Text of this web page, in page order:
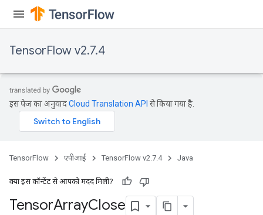
TensorFlow v2.7.4
इस पेज का अनुवादCloud Translation API से किया गया है.
TensorFlow एपीआई TensorFlow v2.7.4 Java
क्या इस कॉन्टेंट से आपको मदद मिली?
TensorArrayClose